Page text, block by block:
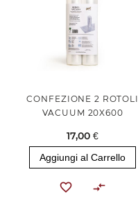
CONFEZIONE 2 ROTOLI
VACUUM 20X600
17,00 €
Aggiungi al Carrello